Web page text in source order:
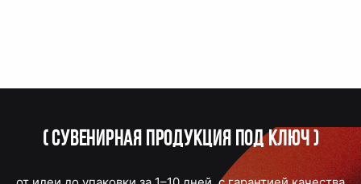
(Сувенирная продукция под ключ)